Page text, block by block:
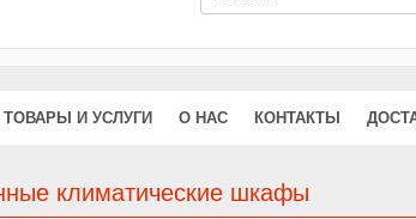
ТОВАРЫ И УСЛУГИ О НАС КОНТАКТЫ
климатические шкафы